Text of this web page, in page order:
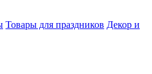
Товары для праздников Декор и